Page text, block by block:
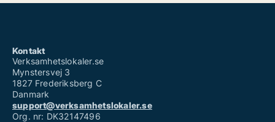
Kontakt
Verksamhetslokaler.se
Mynstersvej 3
1827 Frederiksberg C
Danmark
support@verksamhetslokaler.se
Org. nr: DK32147496